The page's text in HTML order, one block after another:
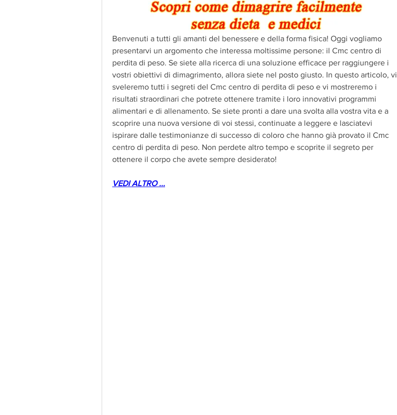
Benvenuti a tutti gli amanti del benessere e della forma fisica! Oggi vogliamo
presentarvi un argomento che interessa moltissime persone: il Cmc centro di
perdita di peso. Se siete alla ricerca di una soluzione efficace per raggiungere i
vostri obiettivi di dimagrimento, allora siete nel posto giusto. In questo articolo, vi
sveleremo tutti i segreti del Cmc centro di perdita di peso e vi mostreremo i
risultati straordinari che potrete ottenere tramite i loro innovativi programmi
alimentari e di allenamento. Se siete pronti a dare una svolta alla vostra vita e a
scoprire una nuova versione di voi stessi, continuate a leggere e lasciatevi
ispirare dalle testimonianze di successo di coloro che hanno già provato il Cmc
centro di perdita di peso. Non perdete altro tempo e scoprite il segreto per
ottenere il corpo che avete sempre desiderato!
VEDI ALTRO ...